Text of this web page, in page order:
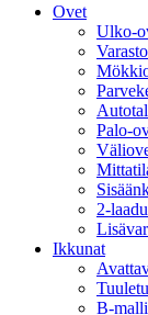
Ovet
Ulko-
Palo-
2-
Ikkunat
B-